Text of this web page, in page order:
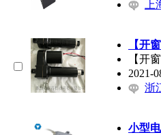
【开
【开
2021-
浙
小型